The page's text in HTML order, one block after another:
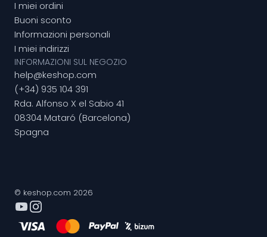
I miei ordini
Buoni sconto
Informazioni personali
I miei indirizzi
INFORMAZIONI SUL NEGOZIO
help@keshop.com
(+34) 935 104 391
Rda. Alfonso X el Sabio 41
08304 Mataró (Barcelona)
Spagna
© keshop.com 2026